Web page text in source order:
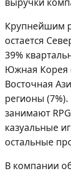
Крупнейшим
остается
39%
Южная Корея
Восточная
регионы
занимают
казуальные
остальные
В компании